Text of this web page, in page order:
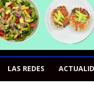
LAS REDES